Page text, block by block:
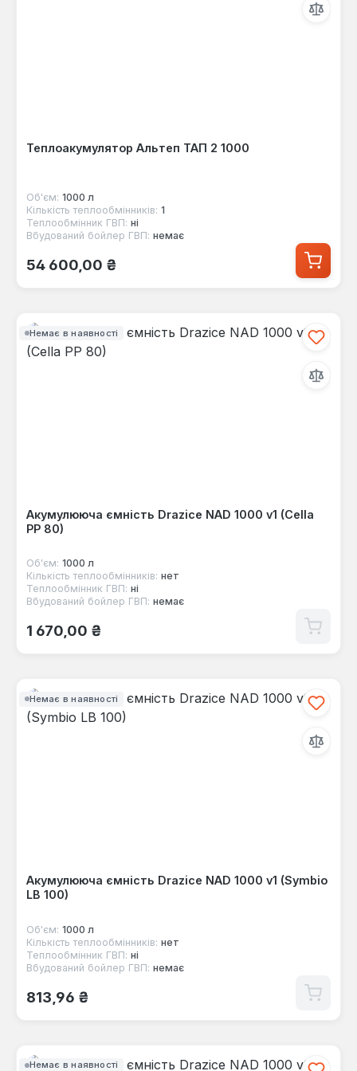
Теплоакумулятор Альтеп ТАП 2 1000
Об'єм: 1000 л
Кількість теплообмінників: 1
Теплообмінник ГВП: ні
Вбудований бойлер ГВП: немає
Звичайна ціна:
54 600,00 ₴
Немає в наявності
Акумулююча ємність Drazice NAD 1000 v1 (Cella
PP 80)
Об'єм: 1000 л
Кількість теплообмінників: нет
Теплообмінник ГВП: ні
Вбудований бойлер ГВП: немає
Звичайна ціна:
1 670,00 ₴
Немає в наявності
Акумулююча ємність Drazice NAD 1000 v1 (Symbio
LB 100)
Об'єм: 1000 л
Кількість теплообмінників: нет
Теплообмінник ГВП: ні
Вбудований бойлер ГВП: немає
Звичайна ціна:
813,96 ₴
Немає в наявності